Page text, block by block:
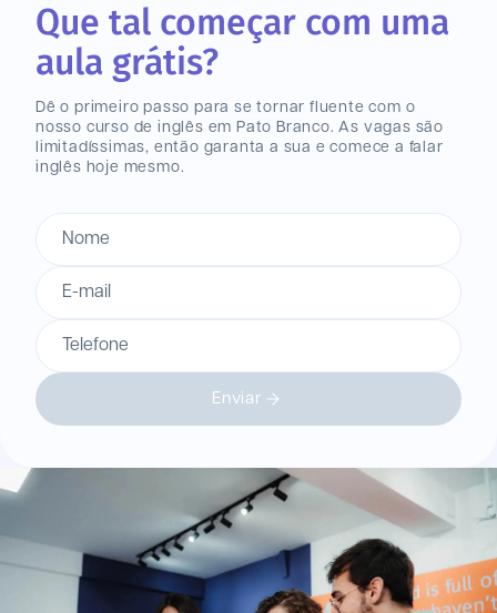
Que tal começar com uma
aula grátis?
Dê o primeiro passo para se tornar fluente com o
nosso curso de inglês em Pato Branco. As vagas são
limitadíssimas, então garanta a sua e comece a falar
inglês hoje mesmo.
Nome
E-mail
Telefone
Enviar